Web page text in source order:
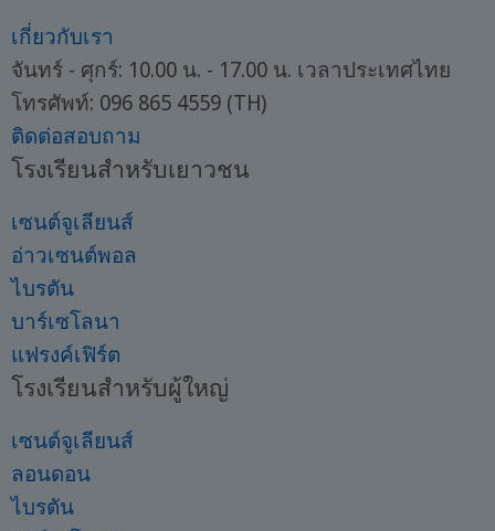
เกี่ยวกับเรา
จันทร์ - ศุกร์: 10.00 น. - 17.00 น. เวลาประเทศไทย
โทรศัพท์: 096 865 4559 (TH)
ติดต่อสอบถาม
โรงเรียนสำหรับเยาวชน
เซนต์จูเลียนส์
อ่าวเซนต์พอล
ไบรตัน
บาร์เซโลนา
แฟรงค์เฟิร์ต
โรงเรียนสำหรับผู้ใหญ่
เซนต์จูเลียนส์
ลอนดอน
ไบรตัน